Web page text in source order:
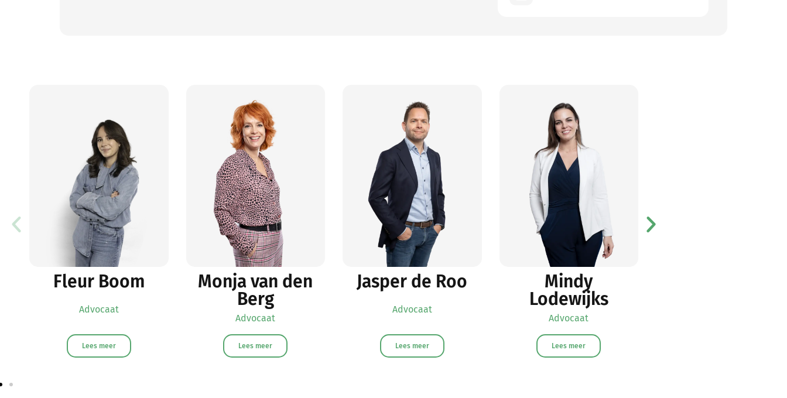
Fleur Boom
Advocaat
Lees meer
Monja van den
Berg
Advocaat
Lees meer
Jasper de Roo
Advocaat
Lees meer
Mindy
Lodewijks
Advocaat
Lees meer